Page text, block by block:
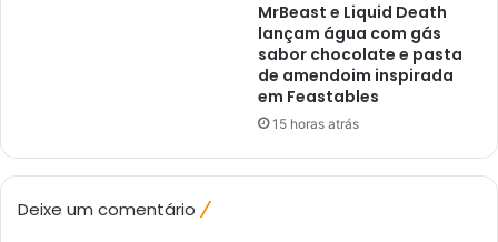
MrBeast e Liquid Death
lançam água com gás
sabor chocolate e pasta
de amendoim inspirada
em Feastables
15 horas atrás
Deixe um comentário